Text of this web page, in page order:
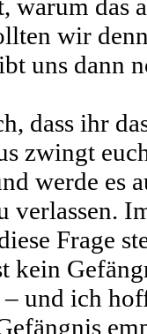
warum das
wir
uns dann
dass ihr
zwingt
werde es
verlassen.
Frage
kein
und ich